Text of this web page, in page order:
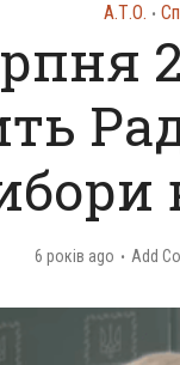
А.Т.О. •
6 років ago Add